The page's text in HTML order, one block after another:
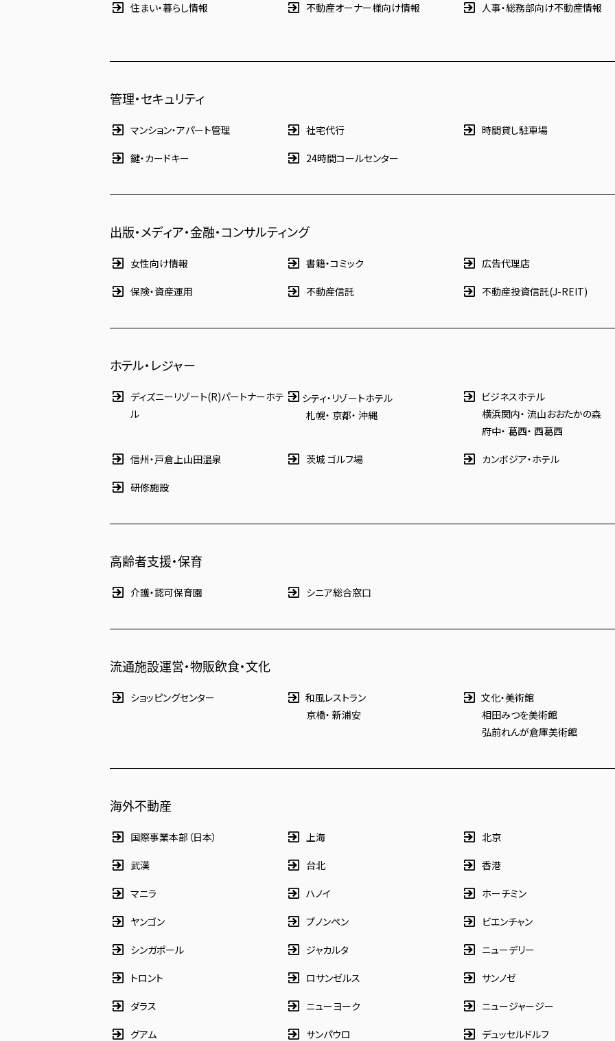
住まい・暮らし情報 不動産オーナー様向け情報 人事・総務部向け不動産情報
管理・セキュリティ
マンション・アパート管理 社宅代行 時間貸し駐車場
鍵・カードキー 24時間コールセンター
出版・メディア・金融・コンサルティング
女性向け情報 書籍・コミック 広告代理店
保険・資産運用 不動産信託 不動産投資信託(J-REIT)
ホテル・レジャー
ディズニーリゾート(R)パートナーホテ
ル
シティ・リゾートホテル
札幌・ 京都・ 沖縄
ビジネスホテル
横浜関内・ 流山おおたかの森
府中・ 葛西・ 西葛西
信州・戸倉上山田温泉 茨城 ゴルフ場 カンボジア・ホテル
研修施設
高齢者支援・保育
介護・認可保育園 シニア総合窓口
流通施設運営・物販飲食・文化
ショッピングセンター
和風レストラン
京橋・ 新浦安
文化・美術館
相田みつを美術館
弘前れんが倉庫美術館
海外不動産
国際事業本部（日本） 上海 北京
武漢 台北 香港
マニラ ハノイ ホーチミン
ヤンゴン プノンペン ビエンチャン
シンガポール ジャカルタ ニューデリー
トロント ロサンゼルス サンノゼ
ダラス ニューヨーク ニュージャージー
グアム サンパウロ デュッセルドルフ